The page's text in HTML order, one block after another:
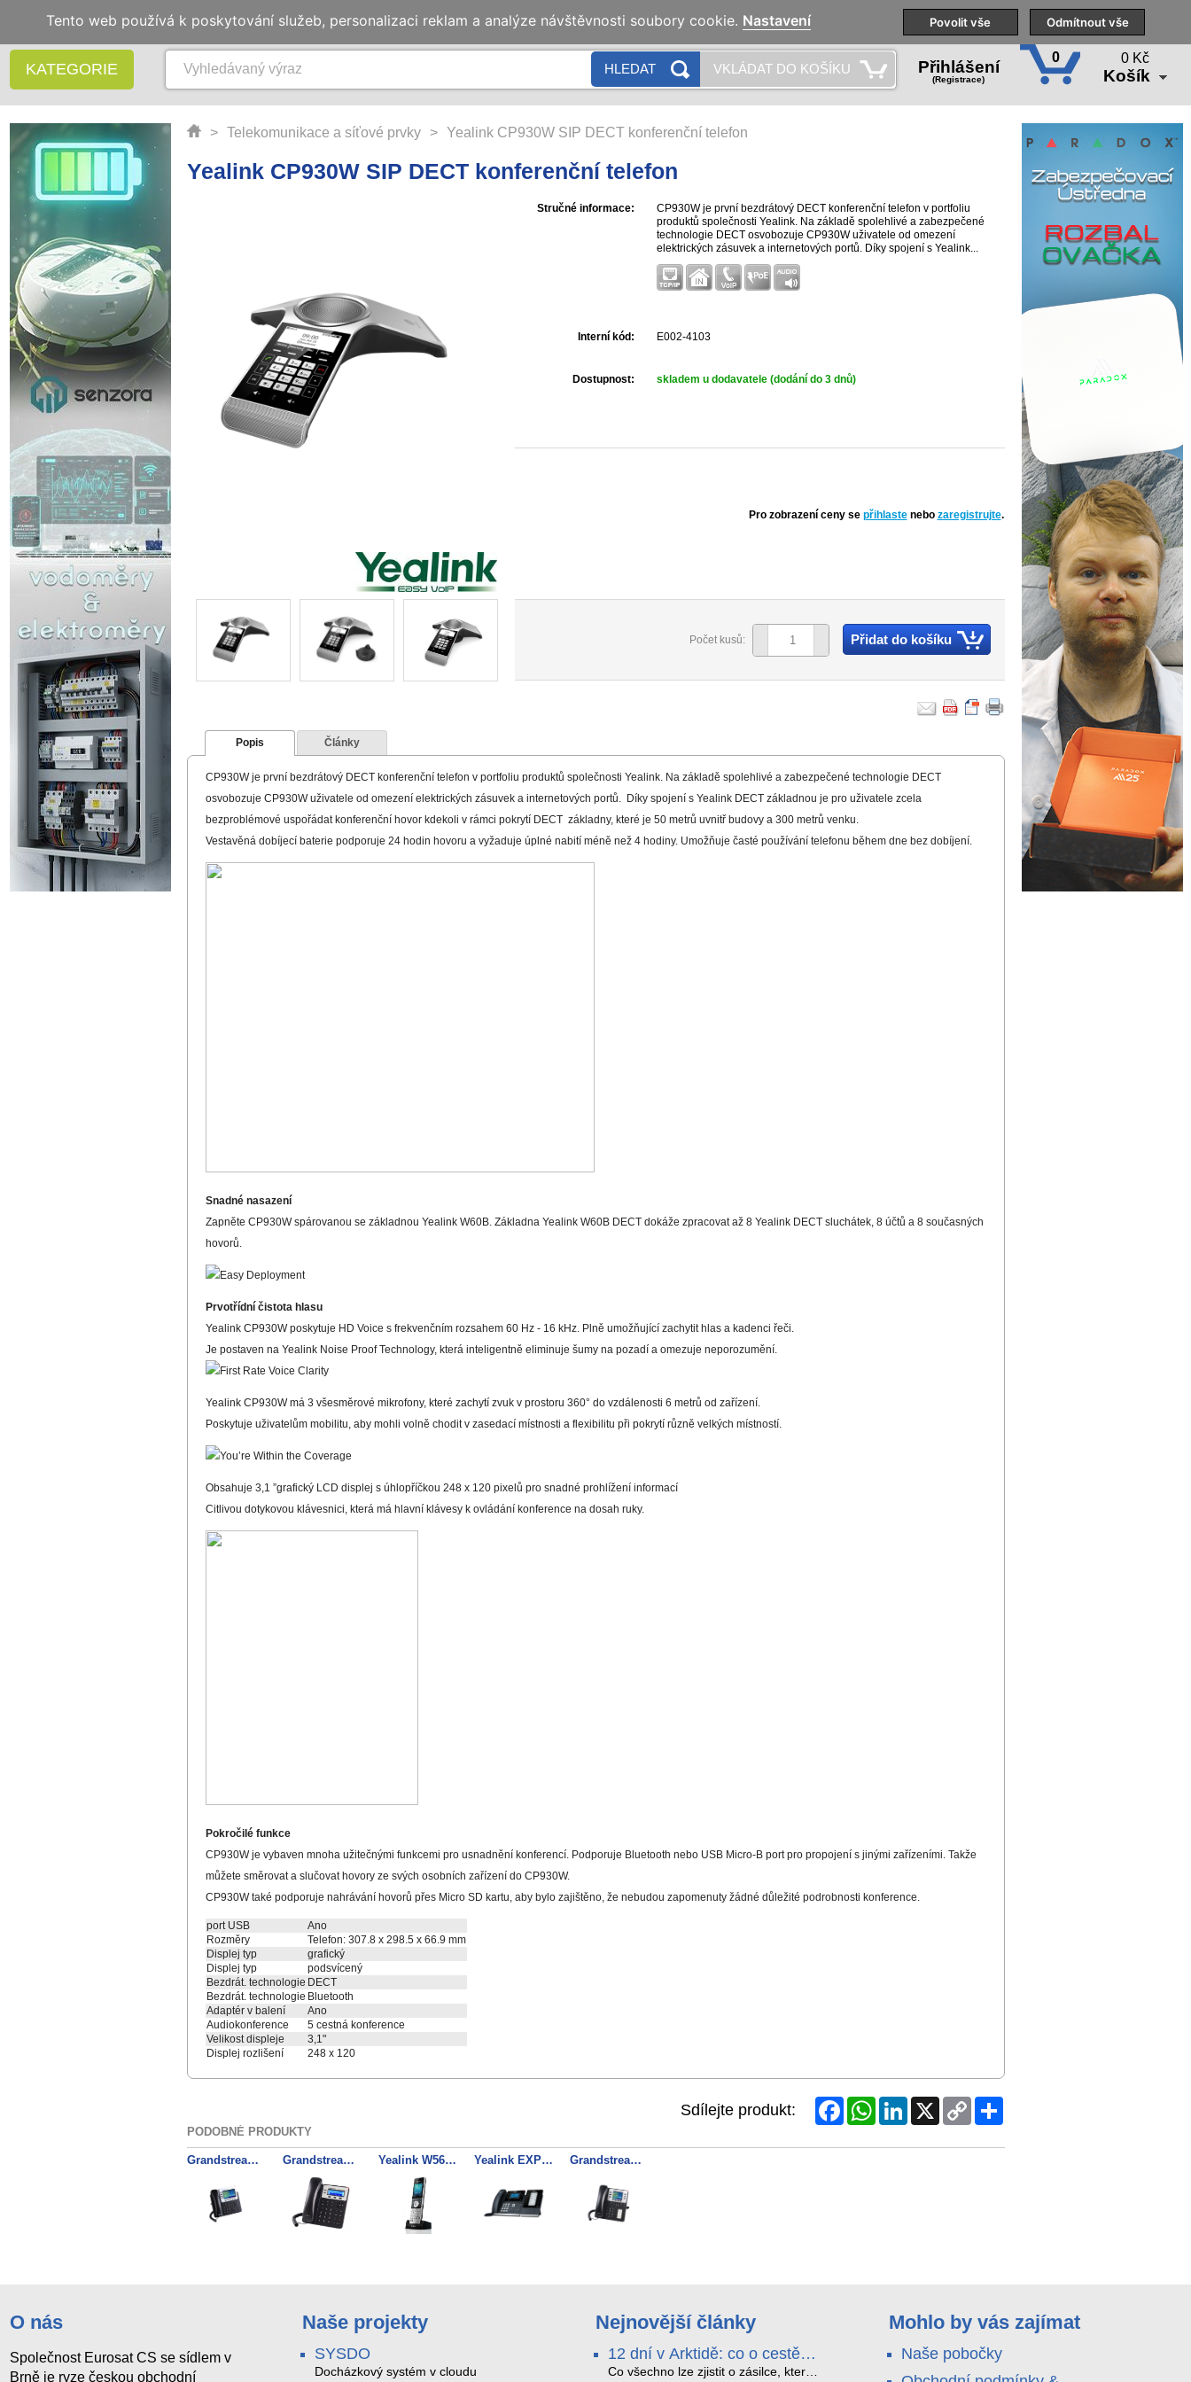
Naše pobočky Technická podpora Školení
KATEGORIE HLEDAT VKLÁDAT DO KOŠÍKU Přihlášení
(Registrace)
0 0 Kč
Košík
> Telekomunikace a síťové prvky > Yealink CP930W SIP DECT konferenční telefon
Yealink CP930W SIP DECT konferenční telefon
Stručné informace:
CP930W je první bezdrátový DECT konferenční telefon v portfoliu
produktů společnosti Yealink. Na základě spolehlivé a zabezpečené
technologie DECT osvobozuje CP930W uživatele od omezení
elektrických zásuvek a internetových portů. Díky spojení s Yealink...
Interní kód: E002-4103
Dostupnost: skladem u dodavatele (dodání do 3 dnů)
Pro zobrazení ceny se přihlaste nebo zaregistrujte.
Počet kusů: Přidat do košíku
Popis Články
CP930W je první bezdrátový DECT konferenční telefon v portfoliu produktů společnosti Yealink. Na základě spolehlivé a zabezpečené technologie DECT
osvobozuje CP930W uživatele od omezení elektrických zásuvek a internetových portů. Díky spojení s Yealink DECT základnou je pro uživatele zcela
bezproblémové uspořádat konferenční hovor kdekoli v rámci pokrytí DECT základny, které je 50 metrů uvnitř budovy a 300 metrů venku.
Vestavěná dobíjecí baterie podporuje 24 hodin hovoru a vyžaduje úplné nabití méně než 4 hodiny. Umožňuje časté používání telefonu během dne bez dobíjení.
Snadné nasazení
Zapněte CP930W spárovanou se základnou Yealink W60B. Základna Yealink W60B DECT dokáže zpracovat až 8 Yealink DECT sluchátek, 8 účtů a 8 současných
hovorů.
Prvotřídní čistota hlasu
Yealink CP930W poskytuje HD Voice s frekvenčním rozsahem 60 Hz - 16 kHz. Plně umožňující zachytit hlas a kadenci řeči.
Je postaven na Yealink Noise Proof Technology, která inteligentně eliminuje šumy na pozadí a omezuje neporozumění.
Yealink CP930W má 3 všesměrové mikrofony, které zachytí zvuk v prostoru 360° do vzdálenosti 6 metrů od zařízení.
Poskytuje uživatelům mobilitu, aby mohli volně chodit v zasedací místnosti a flexibilitu při pokrytí různě velkých místností.
Obsahuje 3,1 ”grafický LCD displej s úhlopříčkou 248 x 120 pixelů pro snadné prohlížení informací
Citlivou dotykovou klávesnici, která má hlavní klávesy k ovládání konference na dosah ruky.
Pokročilé funkce
CP930W je vybaven mnoha užitečnými funkcemi pro usnadnění konferencí. Podporuje Bluetooth nebo USB Micro-B port pro propojení s jinými zařízeními. Takže
můžete směrovat a slučovat hovory ze svých osobních zařízení do CP930W.
CP930W také podporuje nahrávání hovorů přes Micro SD kartu, aby bylo zajištěno, že nebudou zapomenuty žádné důležité podrobnosti konference.
port USB
Ano
Rozměry
Telefon: 307.8 x 298.5 x 66.9 mm
Displej typ
grafický
Displej typ
podsvícený
Bezdrát. technologie DECT
Bezdrát. technologie Bluetooth
Adaptér v balení
Ano
Audiokonference
5 cestná konference
Velikost displeje
3,1"
Displej rozlišení
248 x 120
Sdílejte produkt: FacebookWhatsAppLinkedIn
X
Copy
Link
Share
PODOBNÉ PRODUKTY
Grandstream GXP2140 SIP telefon Grandstream GXP1625 SIP telefon Yealink W56H SIP DECT ručka Yealink EXP40 rozšiřující modul Grandstream GXP2130 SIP telefon
O nás
Společnost Eurosat CS se sídlem v
Brně je ryze českou obchodní
Naše projekty
SYSDO
Docházkový systém v cloudu
Nejnovější články
12 dní v Arktidě: co o cestě
na Nordkapp řekla data ze
Co všechno lze zjistit o zásilce, která
Mohlo by vás zajímat
Naše pobočky
Tento web používá k poskytování služeb, personalizaci reklam a analýze návštěvnosti soubory cookie. Nastavení Povolit vše Odmítnout vše